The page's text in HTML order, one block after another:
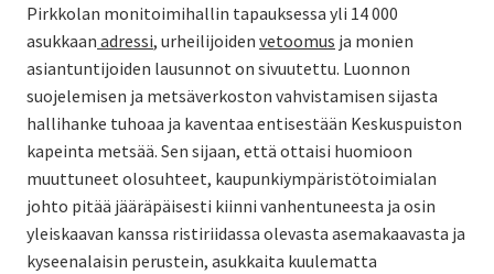
Pirkkolan monitoimihallin tapauksessa yli 14 000
asukkaan adressi, urheilijoiden vetoomus ja monien
asiantuntijoiden lausunnot on sivuutettu. Luonnon
suojelemisen ja metsäverkoston vahvistamisen sijasta
hallihanke tuhoaa ja kaventaa entisestään Keskuspuiston
kapeinta metsää. Sen sijaan, että ottaisi huomioon
muuttuneet olosuhteet, kaupunkiympäristötoimialan
johto pitää jääräpäisesti kiinni vanhentuneesta ja osin
yleiskaavan kanssa ristiriidassa olevasta asemakaavasta ja
kyseenalaisin perustein, asukkaita kuulematta